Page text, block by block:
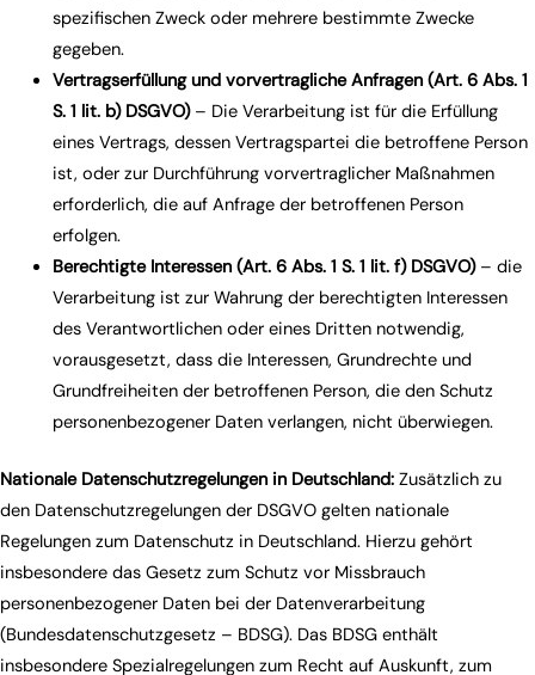
spezifischen Zweck oder mehrere bestimmte Zwecke
gegeben.
Vertragserfüllung und vorvertragliche Anfragen (Art. 6 Abs. 1
S. 1 lit. b) DSGVO)– Die Verarbeitung ist für die Erfüllung
eines Vertrags, dessen Vertragspartei die betroffene Person
ist, oder zur Durchführung vorvertraglicher Maßnahmen
erforderlich, die auf Anfrage der betroffenen Person
erfolgen.
Berechtigte Interessen (Art. 6 Abs. 1 S. 1 lit. f) DSGVO)– die
Verarbeitung ist zur Wahrung der berechtigten Interessen
des Verantwortlichen oder eines Dritten notwendig,
vorausgesetzt, dass die Interessen, Grundrechte und
Grundfreiheiten der betroffenen Person, die den Schutz
personenbezogener Daten verlangen, nicht überwiegen.
Nationale Datenschutzregelungen in Deutschland: Zusätzlich zu
den Datenschutzregelungen der DSGVO gelten nationale
Regelungen zum Datenschutz in Deutschland. Hierzu gehört
insbesondere das Gesetz zum Schutz vor Missbrauch
personenbezogener Daten bei der Datenverarbeitung
(Bundesdatenschutzgesetz – BDSG). Das BDSG enthält
insbesondere Spezialregelungen zum Recht auf Auskunft, zum